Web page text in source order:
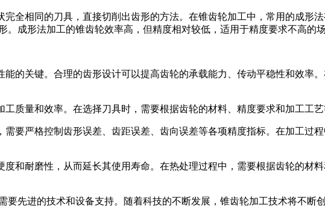
全相同的刀具，直接切削出齿形的方法。在锥齿轮加工中，常用的成形
成形法加工的锥齿轮效率高，但精度相对较低，适用于精度要求不高的场
的关键。合理的齿形设计可以提高齿轮的承载能力、传动平稳性和效率
质量和效率。在选择刀具时，需要根据齿轮的材料、精度要求和加工工
要严格控制齿形误差、齿距误差、齿向误差等各项精度指标。在加工过
和耐磨性，从而延长其使用寿命。在热处理过程中，需要根据齿轮的材
要先进的技术和设备支持。随着科技的不断发展，锥齿轮加工技术将不断